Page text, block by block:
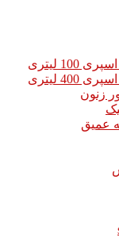
لیتری
لیتری
زنون
عمیق